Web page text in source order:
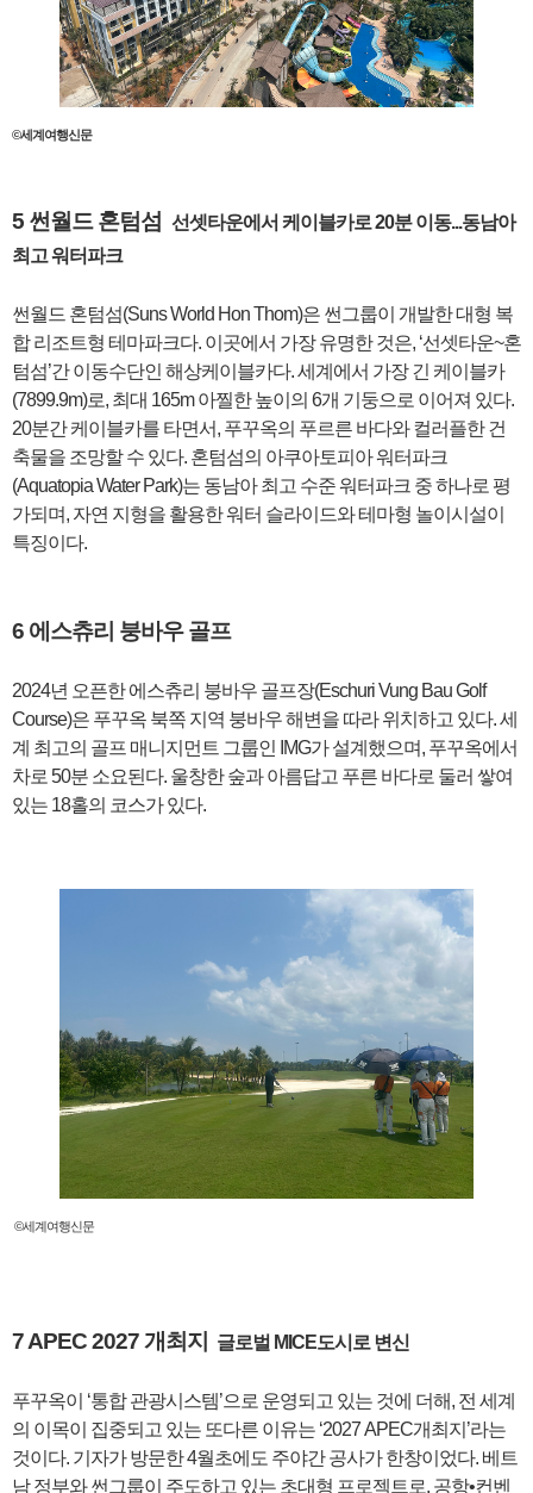
©세계여행신문
5 썬월드 혼텀섬
선셋타운에서 케이블카로 20분 이동...동남아
최고 워터파크
썬월드 혼텀섬(Suns World Hon Thom)은 썬그룹이 개발한 대형 복
합 리조트형 테마파크다. 이곳에서 가장 유명한 것은, ‘선셋타운~혼
텀섬’간 이동수단인 해상케이블카다. 세계에서 가장 긴 케이블카
(7899.9m)로, 최대 165m 아찔한 높이의 6개 기둥으로 이어져 있다.
20분간 케이블카를 타면서, 푸꾸옥의 푸르른 바다와 컬러플한 건
축물을 조망할 수 있다. 혼텀섬의 아쿠아토피아 워터파크
(Aquatopia Water Park)는 동남아 최고 수준 워터파크 중 하나로 평
가되며, 자연 지형을 활용한 워터 슬라이드와 테마형 놀이시설이
특징이다.
6 에스츄리 붕바우 골프
2024년 오픈한 에스츄리 붕바우 골프장(Eschuri Vung Bau Golf
Course)은 푸꾸옥 북쪽 지역 붕바우 해변을 따라 위치하고 있다. 세
계 최고의 골프 매니지먼트 그룹인 IMG가 설계했으며, 푸꾸옥에서
차로 50분 소요된다. 울창한 숲과 아름답고 푸른 바다로 둘러 쌓여
있는 18홀의 코스가 있다.
©세계여행신문
7 APEC 2027 개최지 글로벌 MICE도시로 변신
푸꾸옥이 ‘통합 관광시스템’으로 운영되고 있는 것에 더해, 전 세계
의 이목이 집중되고 있는 또다른 이유는 ‘2027 APEC개최지’라는
것이다. 기자가 방문한 4월초에도 주야간 공사가 한창이었다. 베트
남 정부와 썬그룹이 주도하고 있는 초대형 프로젝트로, 공항•컨벤